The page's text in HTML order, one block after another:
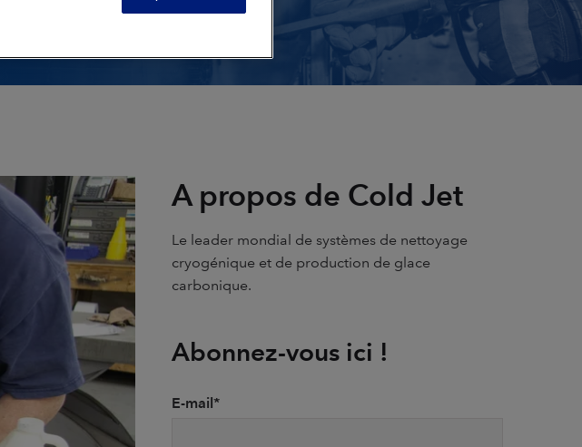
A propos de Cold Jet
Le leader mondial de systèmes de nettoyage
cryogénique et de production de glace
carbonique.
Abonnez-vous ici !
E-mail *